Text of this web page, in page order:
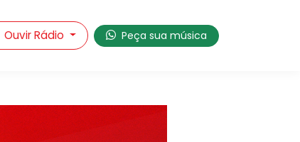
Ouvir Rádio Peça sua música
Santo